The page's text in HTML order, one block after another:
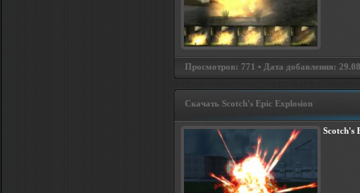
Просмотров: 771 • Дата добавления:
Скачать Scotch's Epic Explosion
Scotch's